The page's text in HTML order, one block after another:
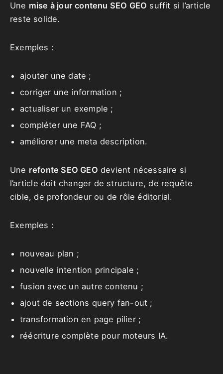
Une mise à jour contenu SEO GEO suffit si l’article
reste solide.
Exemples :
ajouter une date ;
corriger une information ;
actualiser un exemple ;
compléter une FAQ ;
améliorer une meta description.
Une refonte SEO GEO devient nécessaire si
l’article doit changer de structure, de requête
cible, de profondeur ou de rôle éditorial.
Exemples :
nouveau plan ;
nouvelle intention principale ;
fusion avec un autre contenu ;
ajout de sections query fan-out ;
transformation en page pilier ;
réécriture complète pour moteurs IA.